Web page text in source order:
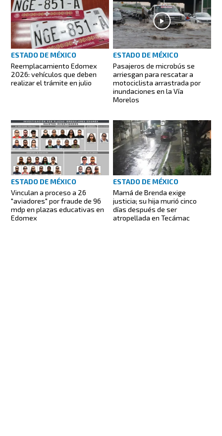
ESTADO DE MÉXICO
Reemplacamiento Edomex
2026: vehículos que deben
realizar el trámite en julio
ESTADO DE MÉXICO
Pasajeros de microbús se
arriesgan para rescatar a
motociclista arrastrada por
inundaciones en la Vía
Morelos
ESTADO DE MÉXICO
Vinculan a proceso a 26
"aviadores" por fraude de 96
mdp en plazas educativas en
Edomex
ESTADO DE MÉXICO
Mamá de Brenda exige
justicia; su hija murió cinco
días después de ser
atropellada en Tecámac